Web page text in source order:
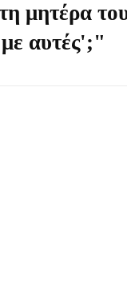
μητέρα
αυτές';"